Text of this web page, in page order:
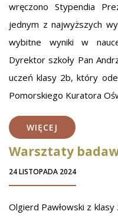
wręczono Stypendia
jednym z najwyższych
wybitne wyniki w
Dyrektor szkoły Pan
uczeń klasy 2b, który
Pomorskiego Kuratora
WIĘCEJ
Warsztaty
24 LISTOPADA 2024
Olgierd Pawłowski z